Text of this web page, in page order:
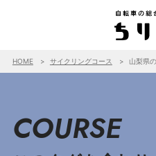
HOME サイクリングコース 山梨県
COURSE